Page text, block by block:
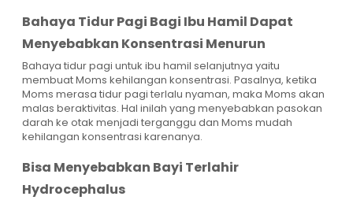
Bahaya Tidur Pagi Bagi Ibu Hamil Dapat
Menyebabkan Konsentrasi Menurun
Bahaya tidur pagi untuk ibu hamil selanjutnya yaitu
membuat Moms kehilangan konsentrasi. Pasalnya, ketika
Moms merasa tidur pagi terlalu nyaman, maka Moms akan
malas beraktivitas. Hal inilah yang menyebabkan pasokan
darah ke otak menjadi terganggu dan Moms mudah
kehilangan konsentrasi karenanya.
Bisa Menyebabkan Bayi Terlahir
Hydrocephalus